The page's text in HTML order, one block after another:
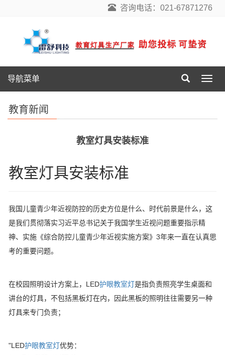
咨询电话：021-67871276
导
航
导航菜单
教育新闻
教室灯具安装标准
教室灯具安装标准
我国儿童青少年近视防控的历史方位是什么、时代前景是什么，这
是我们贯彻落实习近平总书记关于我国学生近视问题重要指示精
神、实施《综合防控儿童青少年近视实施方案》3年来一直在认真思
考的重要问题。
在校园照明设计方案上，LED护眼教室灯是指负责照亮学生桌面和
讲台的灯具，不包括黑板灯在内，因此黑板的照明往往需要另一种
灯具来专门负责；
"LED护眼教室灯优势：